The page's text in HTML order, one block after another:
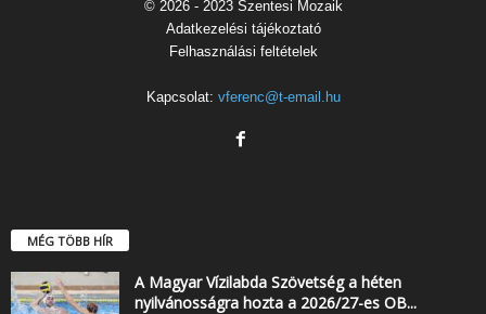
© 2026 - 2023 Szentesi Mozaik
Adatkezelési tájékoztató
Felhasználási feltételek
Kapcsolat: vferenc@t-email.hu
MÉG TÖBB HÍR
A Magyar Vízilabda Szövetség a héten
nyilvánosságra hozta a 2026/27-es OB...